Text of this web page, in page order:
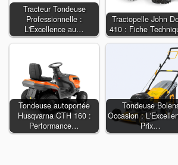
Tracteur Tondeuse
Professionnelle :
L'Excellence au…
Tractopelle John
410 : Fiche
Tondeuse autoportée
Husqvarna CTH 160 :
Performance…
Tondeuse
Occasion :
Prix…